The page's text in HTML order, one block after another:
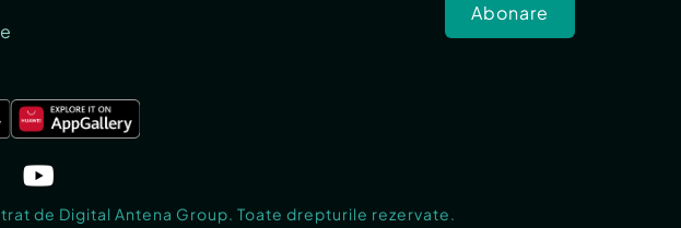
Abonare
de Digital Antena Group. Toate drepturile rezervate.